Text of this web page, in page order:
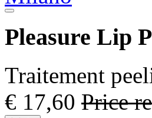
Pleasure Lip
Traitement
€ 17,60 Price